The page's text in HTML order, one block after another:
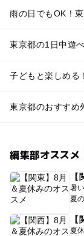
雨の日でもOK！
東京都の1日中遊
子どもと楽しめる
東京都のおすすめ
編集部オススメ
暑
夏
夏